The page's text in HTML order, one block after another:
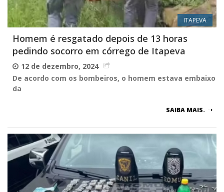
ITAPEVA
Homem é resgatado depois de 13 horas
pedindo socorro em córrego de Itapeva
12 de dezembro, 2024
De acordo com os bombeiros, o homem estava embaixo
da
SAIBA MAIS.